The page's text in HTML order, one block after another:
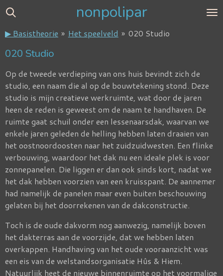
Ga
naar
hoofdinhoud
nonpolipar
▶ Basistheorie » Het speelveld » 020 Studio
020 Studio
Op de tweede verdieping van ons huis bevindt zich de
studio, een naam die al op de bouwtekening stond. Deze
studio is mijn creatieve werkruimte, wat door de jaren
heen de reden is geweest om de naam te handhaven. De
ruimte gaat schuil onder een lessenaarsdak, waarvan we
enkele jaren geleden de helling hebben laten draaien van
het oostnoordoosten naar het zuidzuidwesten. Een flinke
verbouwing, waardoor het dak nu een ideale plek is voor
zonnepanelen. Die liggen er dan ook sinds kort, nadat we
het dak hebben voorzien van een kruisspant. De aannemer
had namelijk de panelen maar even buiten beschouwing
gelaten bij het doorrekenen van de dakconstructie.
Toch is de oude dakvorm nog aanwezig, namelijk boven
het dakterras aan de voorzijde, dat we hebben laten
overkappen. Handhaving van het oude vooraanzicht was
een eis van de welstandsorganisatie Hûs & Hiem.
Natuurlijk heet de nieuwe binnenruimte op het voormalige